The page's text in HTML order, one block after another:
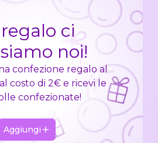
ci
noi!
confezione regalo al
costo di 2€ e ricevi le
confezionate!
Aggiungi